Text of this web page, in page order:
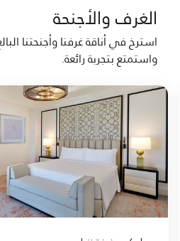
الغرف والأجنحة
واستمتع بتجربة رائعة.